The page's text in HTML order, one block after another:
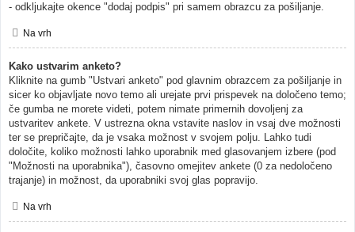
- odkljukajte okence "dodaj podpis" pri samem obrazcu za pošiljanje.
Na vrh
Kako ustvarim anketo?
Kliknite na gumb "Ustvari anketo" pod glavnim obrazcem za pošiljanje in
sicer ko objavljate novo temo ali urejate prvi prispevek na določeno temo;
če gumba ne morete videti, potem nimate primernih dovoljenj za
ustvaritev ankete. V ustrezna okna vstavite naslov in vsaj dve možnosti
ter se prepričajte, da je vsaka možnost v svojem polju. Lahko tudi
določite, koliko možnosti lahko uporabnik med glasovanjem izbere (pod
"Možnosti na uporabnika"), časovno omejitev ankete (0 za nedoločeno
trajanje) in možnost, da uporabniki svoj glas popravijo.
Na vrh